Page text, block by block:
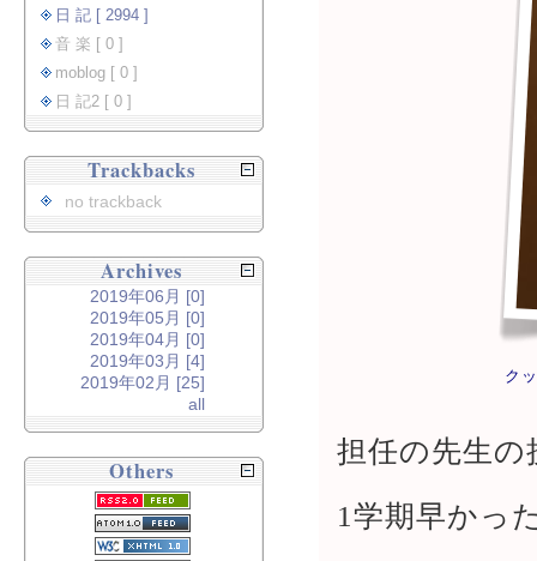
ク
担任の先生
1学期早かっ
日 記 [ 2994 ]
音 楽 [ 0 ]
moblog [ 0 ]
日 記2 [ 0 ]
Trackbacks
no trackback
Archives
2019年06月 [0]
2019年05月 [0]
2019年04月 [0]
2019年03月 [4]
2019年02月 [25]
all
Others